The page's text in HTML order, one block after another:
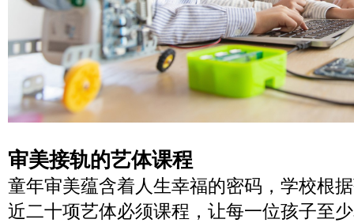
审美接轨的艺体课程
童年审美蕴含着人生幸福的密码，学校根
近二十项艺体必须课程，让每一位孩子至